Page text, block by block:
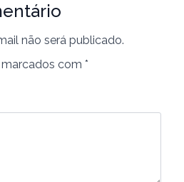
não será publicado.
com *